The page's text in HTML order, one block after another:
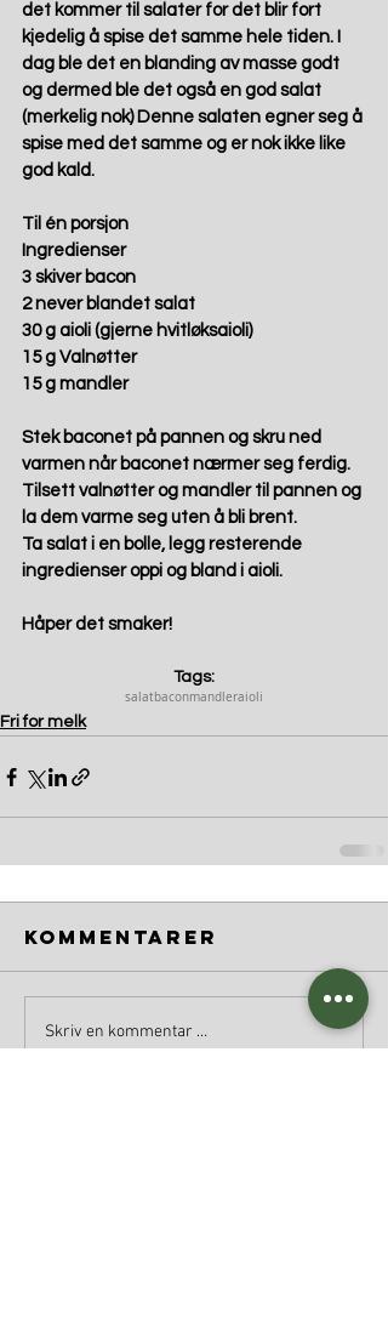
det kommer til salater for det blir fort
kjedelig å spise det samme hele tiden. I
dag ble det en blanding av masse godt
og dermed ble det også en god salat
(merkelig nok) Denne salaten egner seg å
spise med det samme og er nok ikke like
god kald.
Til én porsjon
Ingredienser
3 skiver bacon
2 never blandet salat
30 g aioli (gjerne hvitløksaioli)
15 g Valnøtter
15 g mandler
Stek baconet på pannen og skru ned
varmen når baconet nærmer seg ferdig.
Tilsett valnøtter og mandler til pannen og
la dem varme seg uten å bli brent.
Ta salat i en bolle, legg resterende
ingredienser oppi og bland i aioli.
Håper det smaker!
Tags:
salatbaconmandleraioli
Fri for melk
Kommentarer
Skriv en kommentar …